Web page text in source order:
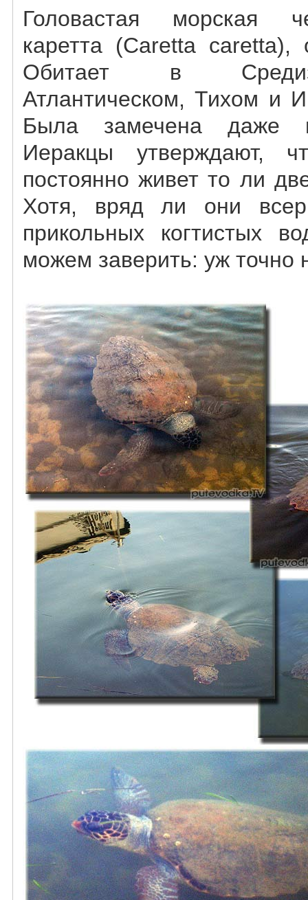
Головастая морская
каретта (Caretta caretta),
Обитает в
Атлантическом, Тихом и
Была замечена даже
Иеракцы утверждают,
постоянно живет то ли
Хотя, вряд ли они
прикольных когтистых
можем заверить: уж точно